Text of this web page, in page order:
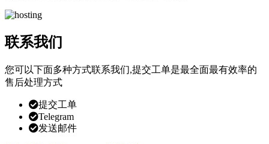
联系我们
您可以下面多种方式联系我们,提交工单是最全面最有效率的
售后处理方式
提交工单
Telegram
发送邮件